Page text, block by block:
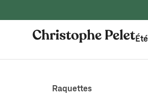
Été
Raquettes